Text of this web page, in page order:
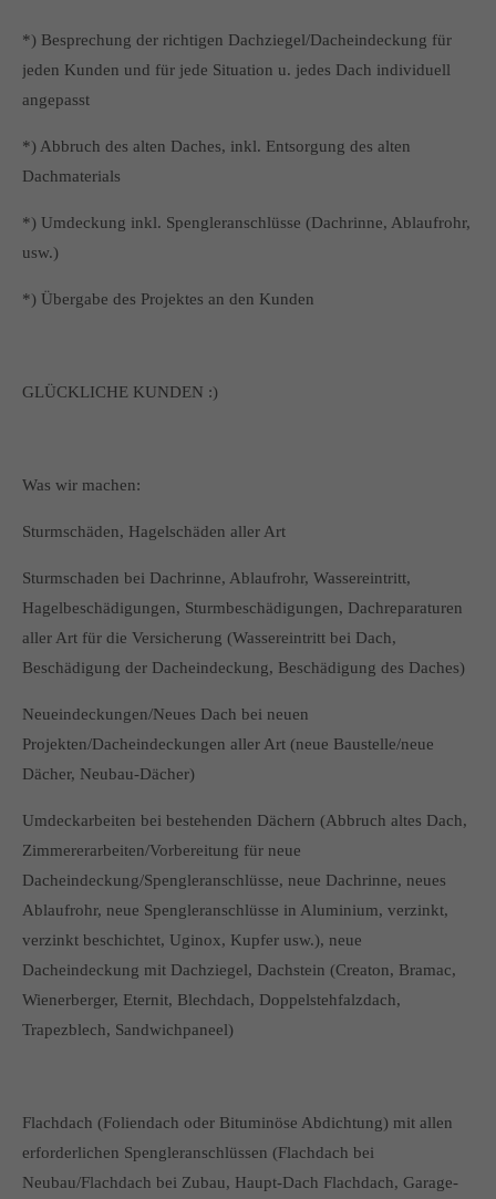
*) Besprechung der richtigen Dachziegel/Dacheindeckung für
jeden Kunden und für jede Situation u. jedes Dach individuell
angepasst
*) Abbruch des alten Daches, inkl. Entsorgung des alten
Dachmaterials
*) Umdeckung inkl. Spengleranschlüsse (Dachrinne, Ablaufrohr,
usw.)
*) Übergabe des Projektes an den Kunden
GLÜCKLICHE KUNDEN :)
Was wir machen:
Sturmschäden, Hagelschäden aller Art
Sturmschaden bei Dachrinne, Ablaufrohr, Wassereintritt,
Hagelbeschädigungen, Sturmbeschädigungen, Dachreparaturen
aller Art für die Versicherung (Wassereintritt bei Dach,
Beschädigung der Dacheindeckung, Beschädigung des Daches)
Neueindeckungen/Neues Dach bei neuen
Projekten/Dacheindeckungen aller Art (neue Baustelle/neue
Dächer, Neubau-Dächer)
Umdeckarbeiten bei bestehenden Dächern (Abbruch altes Dach,
Zimmererarbeiten/Vorbereitung für neue
Dacheindeckung/Spengleranschlüsse, neue Dachrinne, neues
Ablaufrohr, neue Spengleranschlüsse in Aluminium, verzinkt,
verzinkt beschichtet, Uginox, Kupfer usw.), neue
Dacheindeckung mit Dachziegel, Dachstein (Creaton, Bramac,
Wienerberger, Eternit, Blechdach, Doppelstehfalzdach,
Trapezblech, Sandwichpaneel)
Flachdach (Foliendach oder Bituminöse Abdichtung) mit allen
erforderlichen Spengleranschlüssen (Flachdach bei
Neubau/Flachdach bei Zubau, Haupt-Dach Flachdach, Garage-